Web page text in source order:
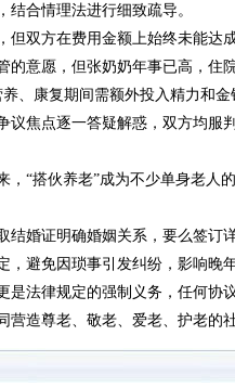
合情理法进行细致疏导。
但双方在费用金额上始终未能达
的意愿，但张奶奶年事已高，
、康复期间需额外投入精力和
焦点逐一答疑解惑，双方均服
“搭伙养老”成为不少单身老人
结婚证明确婚姻关系，要么签订
避免因琐事引发纠纷，影响晚年
是法律规定的强制义务，任何协
造尊老、敬老、爱老、护老的社